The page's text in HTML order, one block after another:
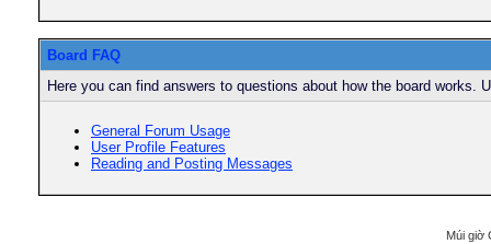
Board FAQ
Here you can find answers to questions about how the board
General Forum Usage
User Profile Features
Reading and Posting Messages
Múi giờ